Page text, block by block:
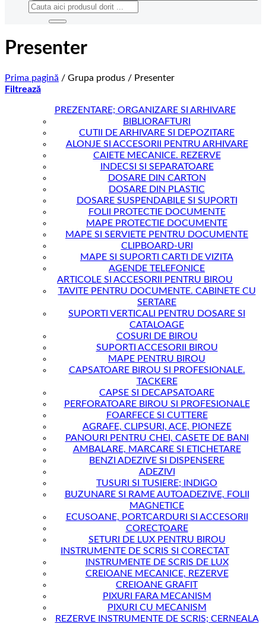
Caută
Presenter
Prima pagină / Grupa produs / Presenter
Filtrează
PREZENTARE; ORGANIZARE SI ARHIVARE
BIBLIORAFTURI
CUTII DE ARHIVARE SI DEPOZITARE
ALONJE SI ACCESORII PENTRU ARHIVARE
CAIETE MECANICE. REZERVE
INDECSI SI SEPARATOARE
DOSARE DIN CARTON
DOSARE DIN PLASTIC
DOSARE SUSPENDABILE SI SUPORTI
FOLII PROTECTIE DOCUMENTE
MAPE PROTECTIE DOCUMENTE
MAPE SI SERVIETE PENTRU DOCUMENTE
CLIPBOARD-URI
MAPE SI SUPORTI CARTI DE VIZITA
AGENDE TELEFONICE
ARTICOLE SI ACCESORII PENTRU BIROU
TAVITE PENTRU DOCUMENTE. CABINETE CU
SERTARE
SUPORTI VERTICALI PENTRU DOSARE SI
CATALOAGE
COSURI DE BIROU
SUPORTI ACCESORII BIROU
MAPE PENTRU BIROU
CAPSATOARE BIROU SI PROFESIONALE.
TACKERE
CAPSE SI DECAPSATOARE
PERFORATOARE BIROU SI PROFESIONALE
FOARFECE SI CUTTERE
AGRAFE, CLIPSURI, ACE, PIONEZE
PANOURI PENTRU CHEI, CASETE DE BANI
AMBALARE, MARCARE SI ETICHETARE
BENZI ADEZIVE SI DISPENSERE
ADEZIVI
TUSURI SI TUSIERE; INDIGO
BUZUNARE SI RAME AUTOADEZIVE, FOLII
MAGNETICE
ECUSOANE, PORTCARDURI SI ACCESORII
CORECTOARE
SETURI DE LUX PENTRU BIROU
INSTRUMENTE DE SCRIS SI CORECTAT
INSTRUMENTE DE SCRIS DE LUX
CREIOANE MECANICE, REZERVE
CREIOANE GRAFIT
PIXURI FARA MECANISM
PIXURI CU MECANISM
REZERVE INSTRUMENTE DE SCRIS; CERNEALA